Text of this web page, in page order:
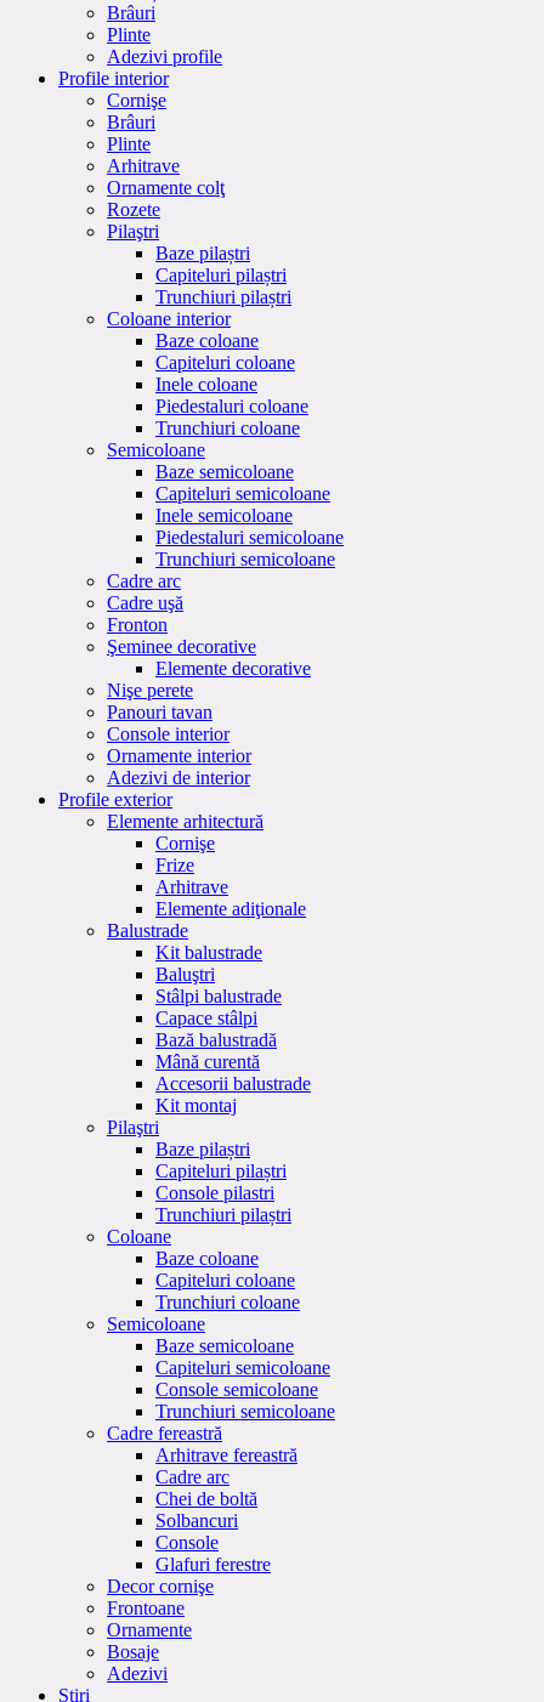
Brâuri
Plinte
Adezivi profile
Profile interior
Cornişe
Brâuri
Plinte
Arhitrave
Ornamente colţ
Rozete
Pilaştri
Baze pilaștri
Capiteluri pilaștri
Trunchiuri pilaștri
Coloane interior
Baze coloane
Capiteluri coloane
Inele coloane
Piedestaluri coloane
Trunchiuri coloane
Semicoloane
Baze semicoloane
Capiteluri semicoloane
Inele semicoloane
Piedestaluri semicoloane
Trunchiuri semicoloane
Cadre arc
Cadre uşă
Fronton
Şeminee decorative
Elemente decorative
Nişe perete
Panouri tavan
Console interior
Ornamente interior
Adezivi de interior
Profile exterior
Elemente arhitectură
Cornişe
Frize
Arhitrave
Elemente adiţionale
Balustrade
Kit balustrade
Baluştri
Stâlpi balustrade
Capace stâlpi
Bază balustradă
Mână curentă
Accesorii balustrade
Kit montaj
Pilaştri
Baze pilaștri
Capiteluri pilaștri
Console pilastri
Trunchiuri pilaștri
Coloane
Baze coloane
Capiteluri coloane
Trunchiuri coloane
Semicoloane
Baze semicoloane
Capiteluri semicoloane
Console semicoloane
Trunchiuri semicoloane
Cadre fereastră
Arhitrave fereastră
Cadre arc
Chei de boltă
Solbancuri
Console
Glafuri ferestre
Decor cornişe
Frontoane
Ornamente
Bosaje
Adezivi
Stiri